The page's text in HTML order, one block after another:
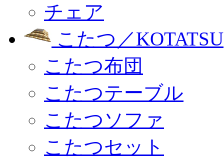
チェア
こたつ／KOTATSU
こたつ布団
こたつテーブル
こたつソファ
こたつセット